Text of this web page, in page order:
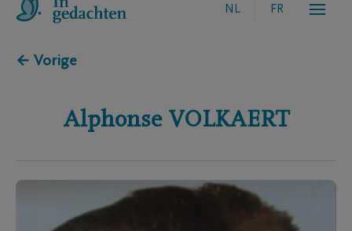
NL FR
← Vorige
Alphonse VOLKAERT